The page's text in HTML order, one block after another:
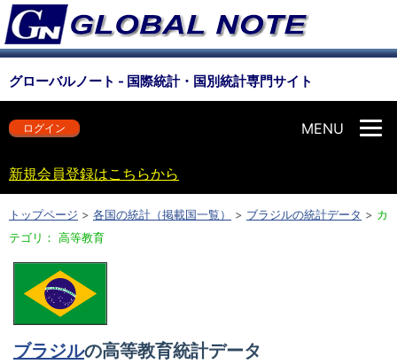
グローバルノート - 国際統計・国別統計専門サイト
MENU
ログイン
新規会員登録はこちらから
トップページ > 各国の統計（掲載国一覧） > ブラジルの統計データ > カ
テゴリ： 高等教育
ブラジルの高等教育統計データ